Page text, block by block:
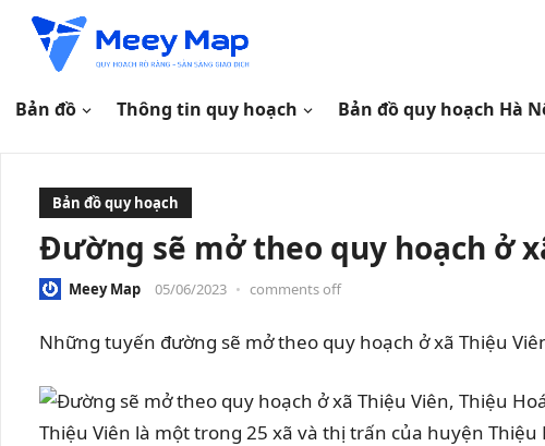
Bản đồ Thông tin quy hoạch Bản đồ quy hoạch Hà
Bản đồ quy hoạch
Đường sẽ mở theo quy hoạch ở
Meey Map 05/06/2023 • comments off
Những tuyến đường sẽ mở theo quy hoạch ở xã Thiệu
Thiệu Viên là một trong 25 xã và thị trấn của huyện